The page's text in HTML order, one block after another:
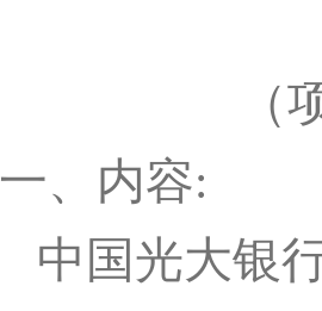
（
一、内容:
中国光大银